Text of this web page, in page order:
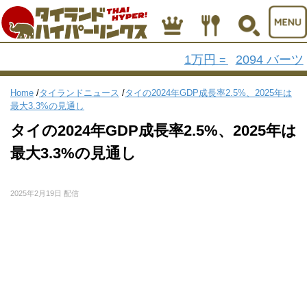
1万円 = 2094 バーツ
Home /タイランドニュース /タイの2024年GDP成長率2.5%、2025年は
最大3.3%の見通し
タイの2024年GDP成長率2.5%、2025年は
最大3.3%の見通し
2025年2月19日 配信